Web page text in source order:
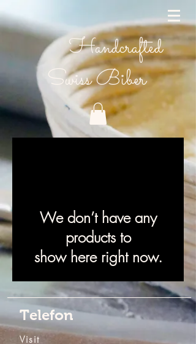
Handcrafted
Swiss Biber
We don’t have any
products to
show here right now.
Telefon
Visit